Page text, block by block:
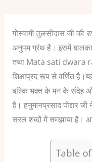
गोस्वामी तुलसीदास जी की
अनुपम ग्रंथ है। इसमें
तथा Mata sati dwara
शिक्षाप्रद रूप से वर्णित
बल्कि भक्त के मन के संदेह और
है। हनुमानप्रसाद पोद्दार
सरल शब्दों में समझाया है।
Table